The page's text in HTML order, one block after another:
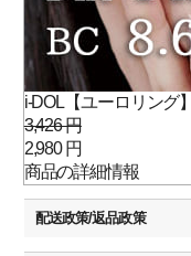
i-DOL【ユーロリング
3,426 円
2,980 円
商品の詳細情報
配送政策/返品政策